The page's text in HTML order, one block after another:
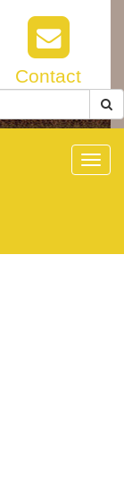
Contact